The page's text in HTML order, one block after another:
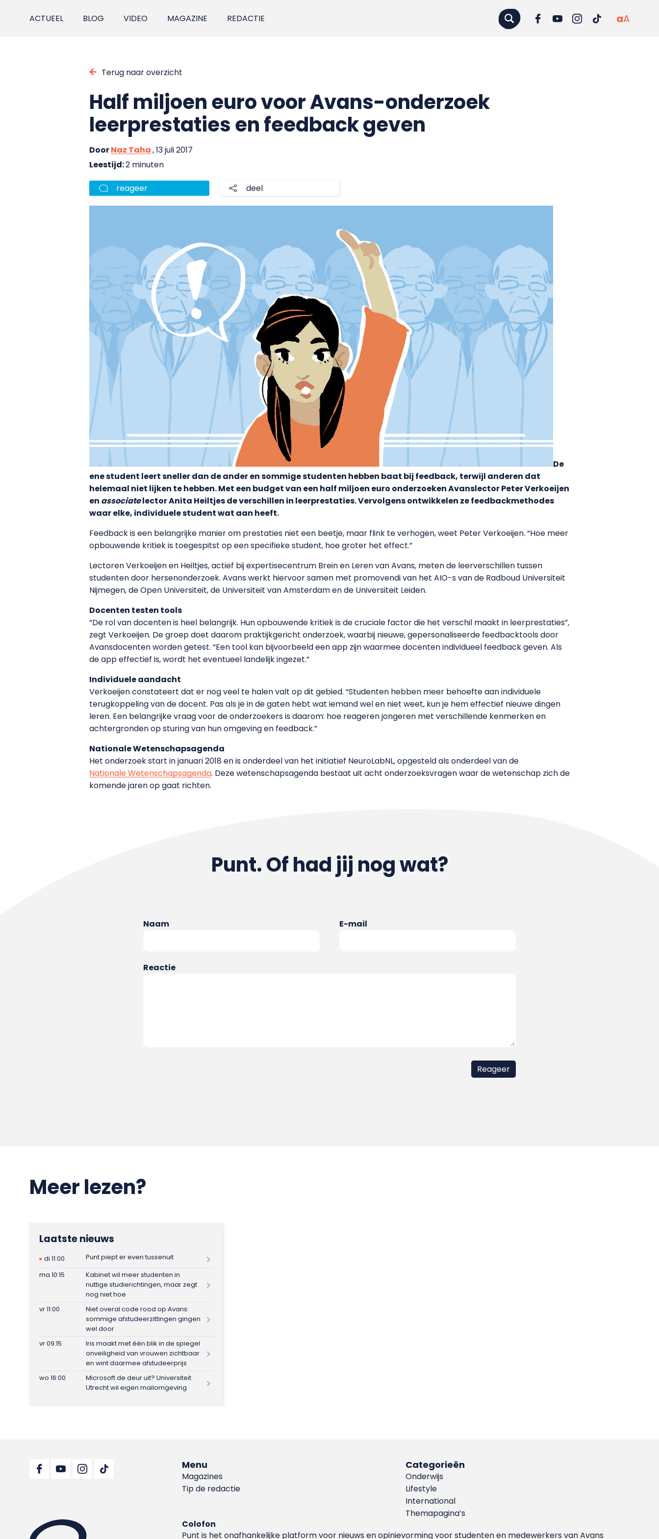
ACTUEEL BLOG VIDEO MAGAZINE REDACTIE aA
Terug naar overzicht
Half miljoen euro voor Avans-onderzoek
leerprestaties en feedback geven
DoorNaz Taha, 13 juli 2017
Leestijd:2 minuten
reageer deel
De
ene student leert sneller dan de ander en sommige studenten hebben baat bij feedback, terwijl anderen dat
helemaal niet lijken te hebben. Met een budget van een half miljoen euro onderzoeken Avanslector Peter Verkoeijen
en associatelector Anita Heiltjes de verschillen in leerprestaties. Vervolgens ontwikkelen ze feedbackmethodes
waar elke, individuele student wat aan heeft.
Feedback is een belangrijke manier om prestaties niet een beetje, maar flink te verhogen, weet Peter Verkoeijen. “Hoe meer
opbouwende kritiek is toegespitst op een specifieke student, hoe groter het effect.”
Lectoren Verkoeijen en Heiltjes, actief bij expertisecentrum Brein en Leren van Avans, meten de leerverschillen tussen
studenten door hersenonderzoek. Avans werkt hiervoor samen met promovendi van het AIO-s van de Radboud Universiteit
Nijmegen, de Open Universiteit, de Universiteit van Amsterdam en de Universiteit Leiden.
Docenten testen tools
“De rol van docenten is heel belangrijk. Hun opbouwende kritiek is de cruciale factor die het verschil maakt in leerprestaties”,
zegt Verkoeijen. De groep doet daarom praktijkgericht onderzoek, waarbij nieuwe, gepersonaliseerde feedbacktools door
Avansdocenten worden getest. “Een tool kan bijvoorbeeld een app zijn waarmee docenten individueel feedback geven. Als
de app effectief is, wordt het eventueel landelijk ingezet.”
Individuele aandacht
Verkoeijen constateert dat er nog veel te halen valt op dit gebied. “Studenten hebben meer behoefte aan individuele
terugkoppeling van de docent. Pas als je in de gaten hebt wat iemand wel en niet weet, kun je hem effectief nieuwe dingen
leren. Een belangrijke vraag voor de onderzoekers is daarom: hoe reageren jongeren met verschillende kenmerken en
achtergronden op sturing van hun omgeving en feedback.”
Nationale Wetenschapsagenda
Het onderzoek start in januari 2018 en is onderdeel van het initiatief NeuroLabNL, opgesteld als onderdeel van de
Nationale Wetenschapsagenda. Deze wetenschapsagenda bestaat uit acht onderzoeksvragen waar de wetenschap zich de
komende jaren op gaat richten.
Punt. Of had jij nog wat?
Naam E-mail
Reactie
Meer lezen?
Laatste nieuws
di 11:00
Punt piept er even tussenuit
ma 10:15
Kabinet wil meer studenten in
nuttige studierichtingen, maar zegt
nog niet hoe
vr 11:00
Niet overal code rood op Avans:
sommige afstudeerzittingen gingen
wel door
vr 09:15
Iris maakt met één blik in de spiegel
onveiligheid van vrouwen zichtbaar
en wint daarmee afstudeerprijs
wo 16:00
Microsoft de deur uit? Universiteit
Utrecht wil eigen mailomgeving
Menu
Magazines
Tip de redactie
Categorieën
Onderwijs
Lifestyle
International
Themapagina’s
Colofon
Punt is het onafhankelijke platform voor nieuws en opinievorming voor studenten en medewerkers van Avans